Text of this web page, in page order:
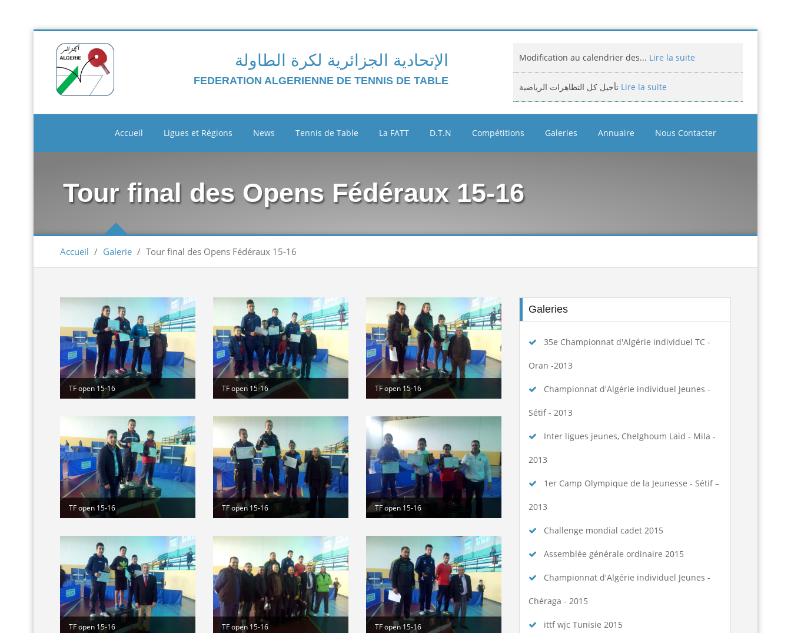
الإتحادية الجزائرية لكرة الطاولة
FEDERATION ALGERIENNE DE TENNIS DE TABLE
Modification au calendrier des... Lire la suite
تأجيل كل التظاهرات الرياضية Lire la suite
Domiciliation des compétitions...Lire la suite
Arbitrage aux compétitions...
إعلانعن فتح تسجيلات لتكوين المدربينLire la suite
الجمعية العامة العادية لسنة 2025Lire la suite
Classement national seniors dames et...Lire la suite
dispositions pratiques 2025-2026... Lire la suite
Accueil Ligues et Régions News Tennis de Table La FATT D.T.N Compétitions Galeries Annuaire Nous Contacter
Tour final des Opens Fédéraux 15-16
Accueil / Galerie / Tour final des Opens Fédéraux 15-16
TF open 15-16 TF open 15-16 TF open 15-16
TF open 15-16 TF open 15-16 TF open 15-16
TF open 15-16 TF open 15-16 TF open 15-16
Galeries
35e Championnat d'Algérie individuel TC -
Oran -2013
Championnat d'Algérie individuel Jeunes -
Sétif - 2013
Inter ligues jeunes, Chelghoum Laid - Mila -
2013
1er Camp Olympique de la Jeunesse - Sétif –
2013
Challenge mondial cadet 2015
Assemblée générale ordinaire 2015
Championnat d'Algérie individuel Jeunes -
Chéraga - 2015
ittf wjc Tunisie 2015